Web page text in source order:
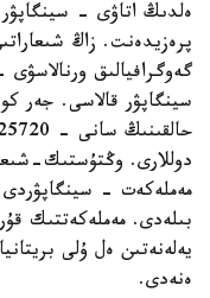
ەلدىڭ اتاۋى -
پرەزيدەنت. زاڭ
گەوگرافيالىق
دوللارى. وڭتۇستىك-
مەملەكەت -
بىلەدى. مەملەكەتتىك
يەلەنەتىن ەل ۇلى
ەنەدى.